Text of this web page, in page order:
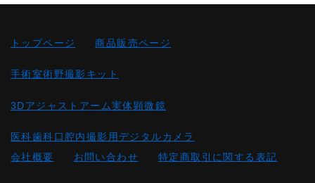
トップページ 商品販売ページ
手術室術野撮影キット
3Dアジャストアーム実体顕微鏡
医科歯科口腔内撮影用デジタルカメラ
会社概要
お問い合わせ 特定商取引に関する表記